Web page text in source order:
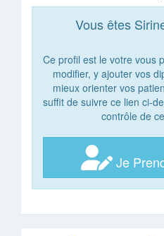
Vous êtes
Ce profil est le votre vous
modifier, y ajouter vos
mieux orienter vos
suffit de suivre ce lien ci-
contrôle de
Je